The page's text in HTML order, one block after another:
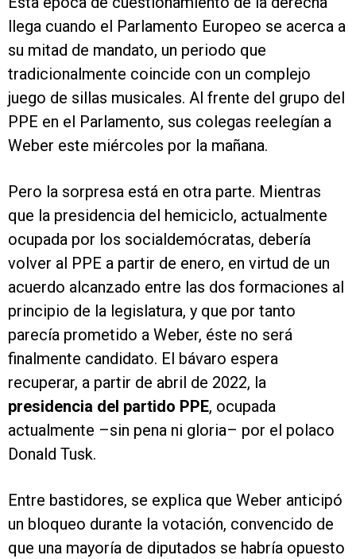
llega cuando el Parlamento Europeo se acerca a
su mitad de mandato, un periodo que
tradicionalmente coincide con un complejo
juego de sillas musicales. Al frente del grupo del
PPE en el Parlamento, sus colegas reelegían a
Weber este miércoles por la mañana.
Pero la sorpresa está en otra parte. Mientras
que la presidencia del hemiciclo, actualmente
ocupada por los socialdemócratas, debería
volver al PPE a partir de enero, en virtud de un
acuerdo alcanzado entre las dos formaciones al
principio de la legislatura, y que por tanto
parecía prometido a Weber, éste no será
finalmente candidato. El bávaro espera
recuperar, a partir de abril de 2022, la
presidencia del partido PPE, ocupada
actualmente –sin pena ni gloria– por el polaco
Donald Tusk.
Entre bastidores, se explica que Weber anticipó
un bloqueo durante la votación, convencido de
que una mayoría de diputados se habría opuesto